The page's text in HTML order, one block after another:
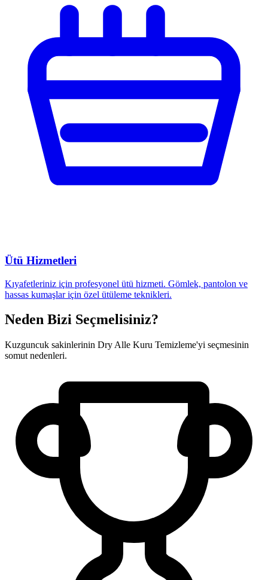
Ütü Hizmetleri
Kıyafetleriniz için profesyonel ütü hizmeti. Gömlek, pantolon ve
hassas kumaşlar için özel ütüleme teknikleri.
Neden Bizi Seçmelisiniz?
Kuzguncuk sakinlerinin Dry Alle Kuru Temizleme'yi seçmesinin
somut nedenleri.